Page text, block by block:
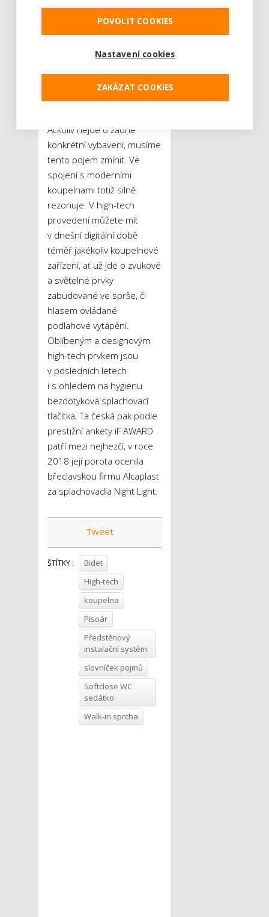
s pohybovými omezeními.
Trendy v bydlení 2019:
Koupelny se propojují s
zeleně i exteriérových
High-tech
Ačkoliv nejde o žádné
konkrétní vybavení, musíme
tento pojem zmínit. Ve
spojení s moderními
koupelnami totiž silně
rezonuje. V high-tech
provedení můžete mít
v dnešní digitální době
téměř jakékoliv koupelnové
zařízení, ať už jde o zvukové
a světelné prvky
zabudované ve sprše, či
hlasem ovládané
podlahové vytápění.
Oblíbeným a designovým
high-tech prvkem jsou
v posledních letech
i s ohledem na hygienu
bezdotyková splachovací
tlačítka. Ta česká pak podle
prestižní ankety iF AWARD
patří mezi nejhezčí, v roce
2018 její porota ocenila
břeclavskou firmu Alcaplast
za splachovadla Night Light.
Tweet
ŠTÍTKY :
Bidet
High-tech
koupelna
Pisoár
Předstěnový
instalační systém
slovníček pojmů
Softclose WC
sedátko
Walk-in sprcha
POVOLIT COOKIES
Nastavení cookies
ZAKÁZAT COOKIES